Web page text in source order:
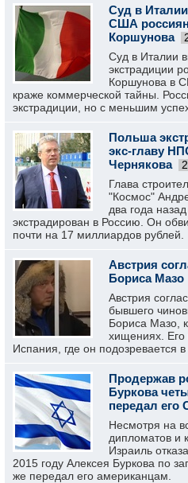
Суд в
США
Коршунова
Суд в Италии
экстрадиции
Коршунова в
краже коммерческой тайны.
экстрадиции, но с меньшим
Польша
экс-главу
Чернякова
Глава
"Космос"
два года
экстрадирован в Россию. Он
почти на 17 миллиардов рублей.
Австрия
Бориса Мазо
Австрия
бывшего
Бориса Мазо,
хищениях. Его
Испания, где он подозревается
Продержав
Буркова
передал
Несмотря на
дипломатов и
Израиль
2015 году Алексея Буркова по
же передал его американцам.